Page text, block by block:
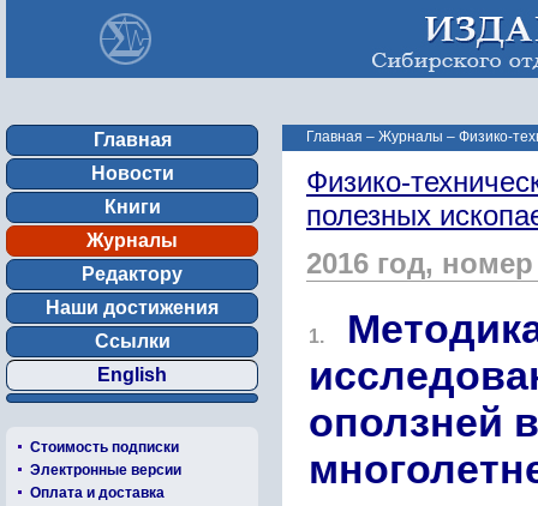
Главная
Новости
Книги
Журналы
Редактору
Наши достижения
Ссылки
English
Стоимость подписки
Электронные версии
Оплата и доставка
Главная – Журналы – Физико-
Физико-
полезных
2016 год,
1.
оползней